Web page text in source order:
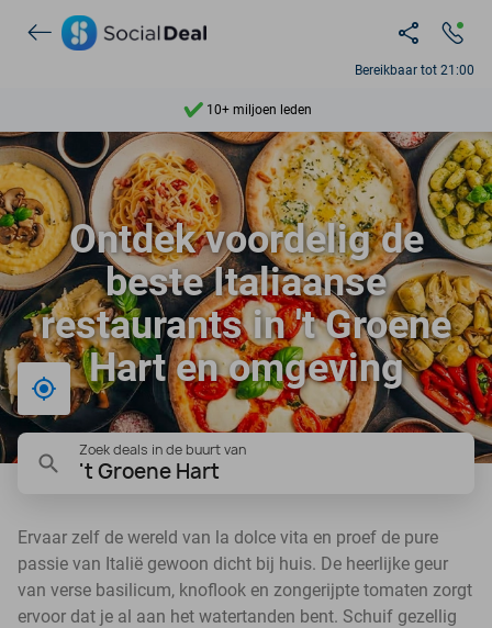
Bereikbaar tot 21:00
10+ miljoen leden
9,4
Ontdek 15.000+ deals
Ontdek voordelig de
beste Italiaanse
restaurants in 't Groene
Hart en omgeving
Bij mij in de buurt
Zoek deals in de buurt van
't Groene Hart
Ervaar zelf de wereld van la dolce vita en proef de pure
passie van Italië gewoon dicht bij huis. De heerlijke geur
van verse basilicum, knoflook en zongerijpte tomaten zorgt
ervoor dat je al aan het watertanden bent. Schuif gezellig